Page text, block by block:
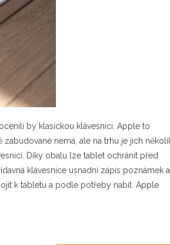
by klasickou klávesnici. Apple to
zabudované nemá, ale na trhu je jich
Díky obalu lze tablet ochránit před
klávesnice usnadní zápis poznámek a
k tabletu a podle potřeby nabít. Apple